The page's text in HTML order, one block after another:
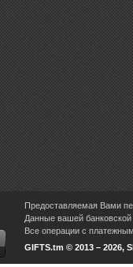
Предоставляемая Вами
Данные вашей
Все операции с
GIFTS.tm © 2013 – 2026,